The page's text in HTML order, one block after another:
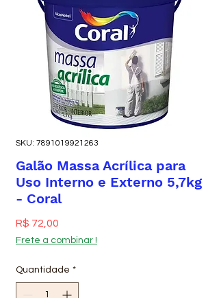
SKU: 7891019921263
Galão Massa Acrílica para
Uso Interno e Externo 5,7kg
- Coral
R$ 72,00
Frete a combinar !
Quantidade *